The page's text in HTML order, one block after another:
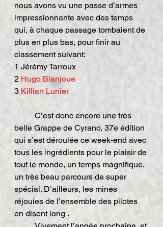
nous avons vu une passe d’armes
impressionnante avec des temps
qui, à chaque passage tombaient de
plus en plus bas, pour finir au
classement suivant:
1 Jérémy Tarroux
2 Hugo Blanjoue
3 Killian Lunier
belle Grappe de Cyrano, 37e édition
qui s’est déroulée ce week-end avec
tous les ingrédients pour le plaisir de
tout le monde, un temps magnifique,
un très beau parcours de super
spécial. D’ailleurs, les mines
réjouies de l’ensemble des pilotes
en disent long .